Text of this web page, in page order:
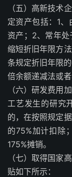
（五）高新技术
定资产包括：1
资产；2、常年
缩短折旧年限方
条规定折旧年限
倍余额递减法或者
（六）研发费用
工艺发生的研究
的，在按照规定
的75%加计扣除
175%摊销。
（七）取得国家
贴如下所示：